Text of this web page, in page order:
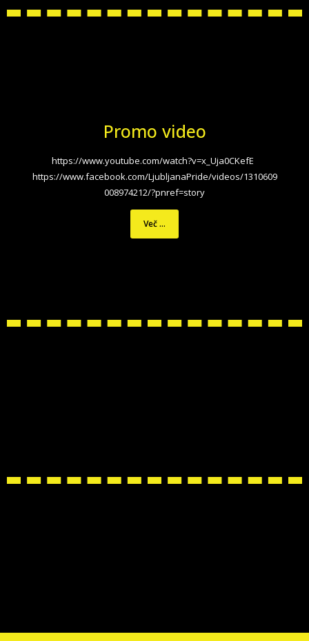
Promo video
https://www.youtube.com/watch?v=x_Uja0CKefE
https://www.facebook.com/LjubljanaPride/videos/1310609
008974212/?pnref=story
Več ...